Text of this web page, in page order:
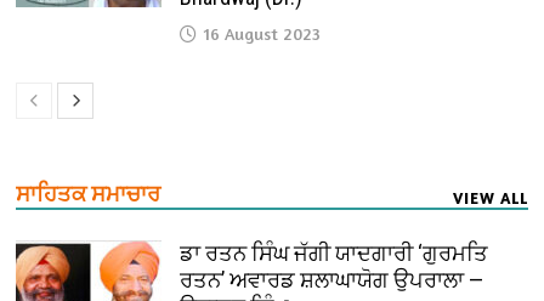
16 August 2023
ਸਾਹਿਤਕ ਸਮਾਚਾਰ VIEW ALL
ਡਾ ਰਤਨ ਸਿੰਘ ਜੱਗੀ ਯਾਦਗਾਰੀ ‘ਗੁਰਮਤਿ
ਰਤਨ’ ਅਵਾਰਡ ਸ਼ਲਾਘਾਯੋਗ ਉਪਰਾਲਾ —